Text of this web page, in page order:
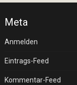
Meta
Anmelden
Eintrags-Feed
Kommentar-Feed